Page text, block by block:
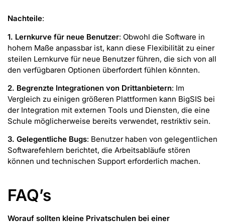
Nachteile:
1. Lernkurve für neue Benutzer: Obwohl die Software in
hohem Maße anpassbar ist, kann diese Flexibilität zu einer
steilen Lernkurve für neue Benutzer führen, die sich von all
den verfügbaren Optionen überfordert fühlen könnten.
2. Begrenzte Integrationen von Drittanbietern: Im
Vergleich zu einigen größeren Plattformen kann BigSIS bei
der Integration mit externen Tools und Diensten, die eine
Schule möglicherweise bereits verwendet, restriktiv sein.
3. Gelegentliche Bugs: Benutzer haben von gelegentlichen
Softwarefehlern berichtet, die Arbeitsabläufe stören
können und technischen Support erforderlich machen.
FAQ’s
Worauf sollten kleine Privatschulen bei einer